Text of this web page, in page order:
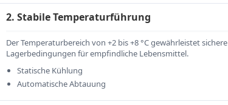
2. Stabile Temperaturführung
Der Temperaturbereich von +2 bis +8 °C gewährleistet sichere
Lagerbedingungen für empfindliche Lebensmittel.
Statische Kühlung
Automatische Abtauung